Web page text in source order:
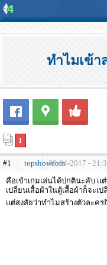
ทำไมเข้า
1
#1 topshowcom09-04-2017 -
คือเข้าเกมเล่นได้ปกตินะคับ เเ
เปลี่ยนเสื้อผ้าในตู้เสื้อผ้าก็จะเ
เเต่สงสัยว่าทำไมสร้างตัวละค